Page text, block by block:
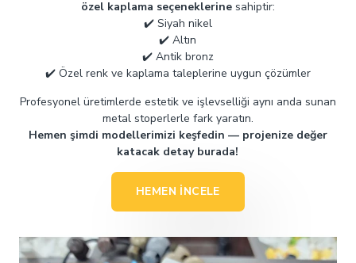
özel kaplama seçeneklerinesahiptir:
✔️ Siyah nikel
✔️ Altın
✔️ Antik bronz
✔️ Özel renk ve kaplama taleplerine uygun çözümler
Profesyonel üretimlerde estetik ve işlevselliği aynı anda sunan
metal stoperlerle fark yaratın.
Hemen şimdi modellerimizi keşfedin — projenize değer
katacak detay burada!
HEMEN İNCELE